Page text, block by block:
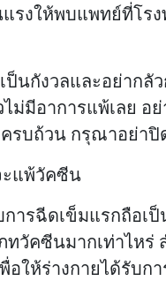
แรงให้พบแพทย์ที่โ
ป็นกังวลและอย่าก
มีอาการแพ้เลย อ
รบถ้วน กรุณาอย่าปิ
ะแพ้วัคซีน
การฉีดเข็มแรกถือ
ทวัคซีนมากเท่าไห
อให้ร่างกายได้รับ